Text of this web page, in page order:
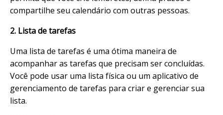
compartilhe seu calendário com outras pessoas.
2. Lista de tarefas
Uma lista de tarefas é uma ótima maneira de
acompanhar as tarefas que precisam ser concluídas.
Você pode usar uma lista física ou um aplicativo de
gerenciamento de tarefas para criar e gerenciar sua
lista.